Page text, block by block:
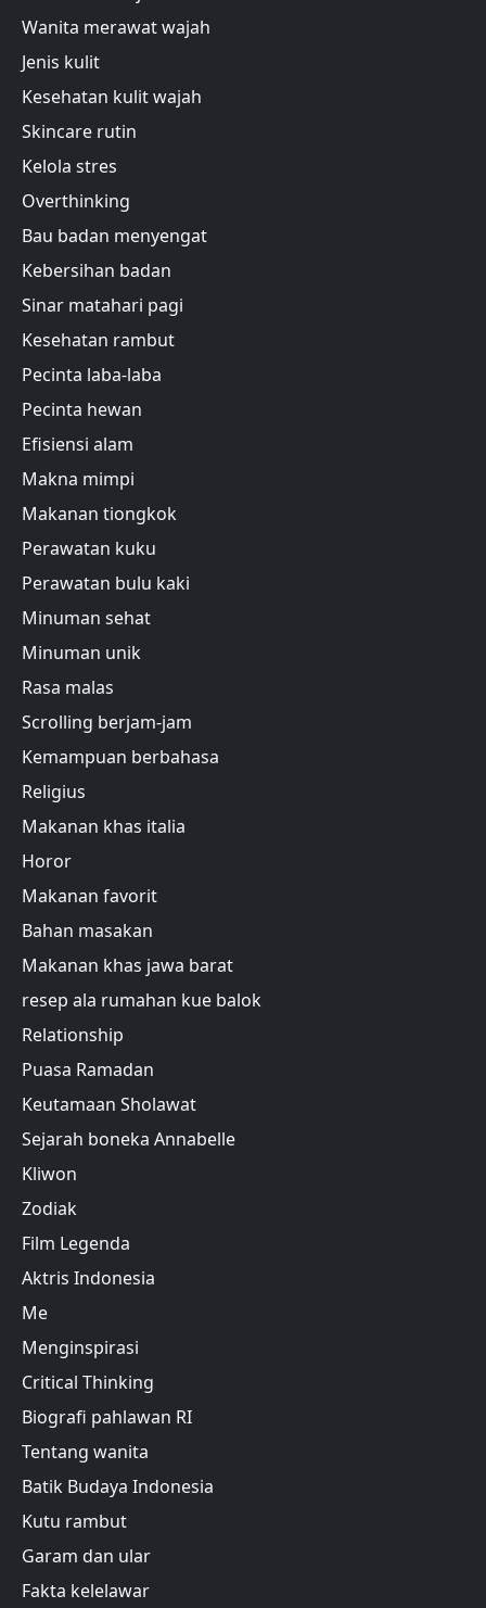
Wanita merawat wajah
Jenis kulit
Kesehatan kulit wajah
Skincare rutin
Kelola stres
Overthinking
Bau badan menyengat
Kebersihan badan
Sinar matahari pagi
Kesehatan rambut
Pecinta laba-laba
Pecinta hewan
Efisiensi alam
Makna mimpi
Makanan tiongkok
Perawatan kuku
Perawatan bulu kaki
Minuman sehat
Minuman unik
Rasa malas
Scrolling berjam-jam
Kemampuan berbahasa
Religius
Makanan khas italia
Horor
Makanan favorit
Bahan masakan
Makanan khas jawa barat
resep ala rumahan kue balok
Relationship
Puasa Ramadan
Keutamaan Sholawat
Sejarah boneka Annabelle
Kliwon
Zodiak
Film Legenda
Aktris Indonesia
Me
Menginspirasi
Critical Thinking
Biografi pahlawan RI
Tentang wanita
Batik Budaya Indonesia
Kutu rambut
Garam dan ular
Fakta kelelawar